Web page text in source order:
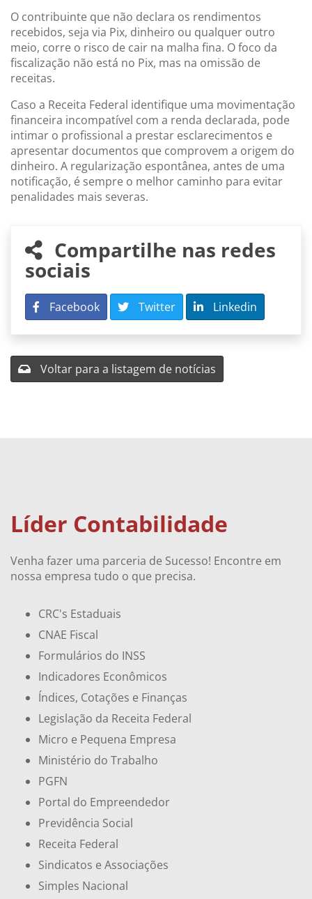
O contribuinte que não declara os rendimentos
recebidos, seja via Pix, dinheiro ou qualquer outro
meio, corre o risco de cair na malha fina. O foco da
fiscalização não está no Pix, mas na omissão de
receitas.
Caso a Receita Federal identifique uma movimentação
financeira incompatível com a renda declarada, pode
intimar o profissional a prestar esclarecimentos e
apresentar documentos que comprovem a origem do
dinheiro. A regularização espontânea, antes de uma
notificação, é sempre o melhor caminho para evitar
penalidades mais severas.
Compartilhe nas redes
sociais
Facebook Twitter Linkedin
Voltar para a listagem de notícias
Líder Contabilidade
Venha fazer uma parceria de Sucesso! Encontre em
nossa empresa tudo o que precisa.
CRC's Estaduais
CNAE Fiscal
Formulários do INSS
Indicadores Econômicos
Índices, Cotações e Finanças
Legislação da Receita Federal
Micro e Pequena Empresa
Ministério do Trabalho
PGFN
Portal do Empreendedor
Previdência Social
Receita Federal
Sindicatos e Associações
Simples Nacional